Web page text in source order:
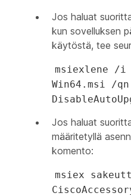
Jos haluat
kun sovelluksen
käytöstä, tee
msiexlene /i
Win64.msi /qn
Jos haluat
määritetyllä
komento:
msiex